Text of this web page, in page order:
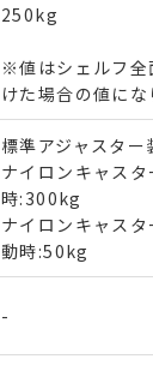
250kg
※値はシェルフ全
けた場合の値にな
標準アジャスタ
ナイロンキャス
時:300kg
ナイロンキャス
動時:50kg
-